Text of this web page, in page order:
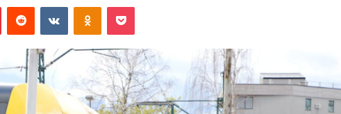
PinterestReddit VKontakteOdnoklassniki
Pocket